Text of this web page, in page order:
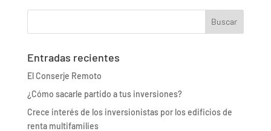
Entradas recientes
El Conserje Remoto
¿Cómo sacarle partido a tus inversiones?
Crece interés de los inversionistas por los edificios de
renta multifamilies